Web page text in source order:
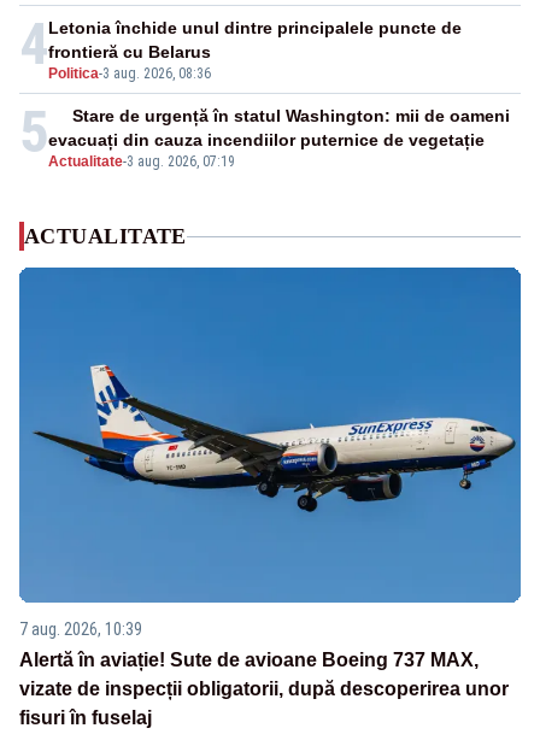
4 Politica-3 aug. 2026, 08:36
Letonia închide unul dintre principalele puncte de
frontieră cu Belarus
5Actualitate-3 aug. 2026, 07:19
Stare de urgență în statul Washington: mii de oameni
evacuați din cauza incendiilor puternice de vegetație
ACTUALITATE
7 aug. 2026, 10:39
Alertă în aviație! Sute de avioane Boeing 737 MAX,
vizate de inspecții obligatorii, după descoperirea unor
fisuri în fuselaj